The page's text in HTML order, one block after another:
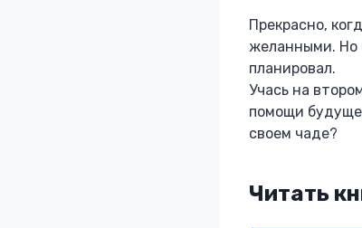
Прекрасно,
желанными. Но
планировал.
Учась на
помощи
своем чаде?
Читать